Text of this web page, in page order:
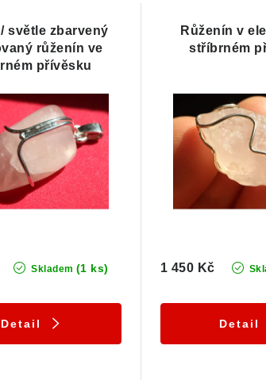
z
e
í
p
r
o
u
k
t
světle zbarvený
růženín ve
přívěsku
Skladem (1 ks)
Detail
Růženín v
stříbrném
1 450 Kč
Detail